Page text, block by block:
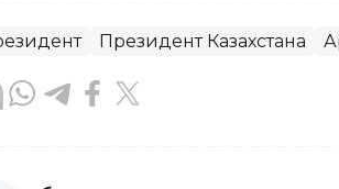
Президент Казахстана